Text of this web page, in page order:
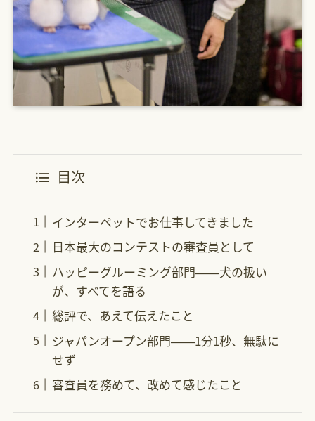
目次
インターペットでお仕事してきました
日本最大のコンテストの審査員として
ハッピーグルーミング部門——犬の扱い
が、すべてを語る
総評で、あえて伝えたこと
ジャパンオープン部門——1分1秒、無駄に
せず
審査員を務めて、改めて感じたこと